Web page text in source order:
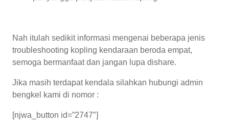
Nah itulah sedikit informasi mengenai beberapa jenis
troubleshooting kopling kendaraan beroda empat,
semoga bermanfaat dan jangan lupa dishare.
Jika masih terdapat kendala silahkan hubungi admin
bengkel kami di nomor :
[njwa_button id=”2747″]